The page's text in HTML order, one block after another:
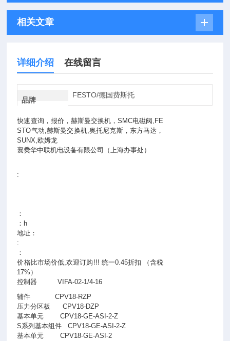
相关文章
详细介绍 在线留言
品牌
FESTO/德国费斯托
快速查询，报价，赫斯曼交换机，SMC电磁阀,FE
STO气动,赫斯曼交换机,奥托尼克斯，东方马达，
SUNX,欧姆龙
襄樊华中联机电设备有限公司（上海办事处）
:
：
：h
地址：
:
：
价格比市场价低,欢迎订购!!! 统一0.45折扣 （含税
17%）
控制器
VIFA-02-1/4-16
辅件
CPV18-RZP
压力分区板
CPV18-DZP
基本单元
CPV18-GE-ASI-2-Z
S系列基本组件
CPV18-GE-ASI-2-Z
基本单元
CPV18-GE-ASI-2